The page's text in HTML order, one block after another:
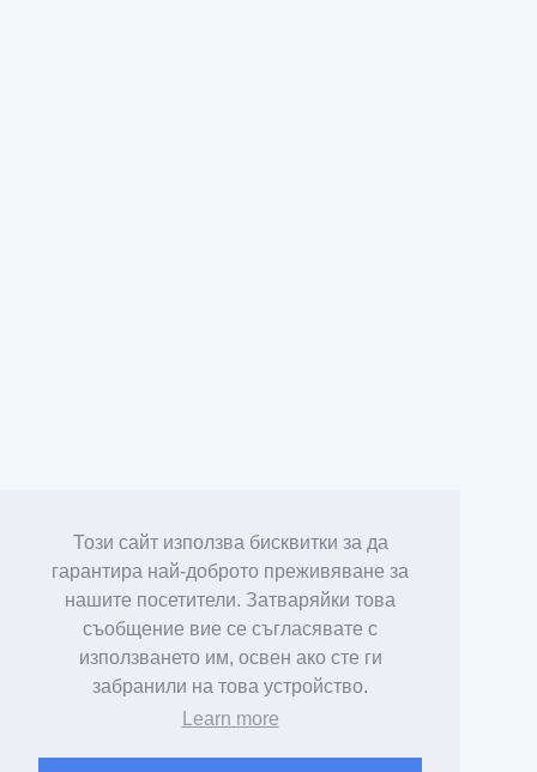
Този сайт използва бисквитки за да
гарантира най-доброто преживяване за
нашите посетители. Затваряйки това
съобщение вие се съгласявате с
използването им, освен ако сте ги
забранили на това устройство.
Learn more